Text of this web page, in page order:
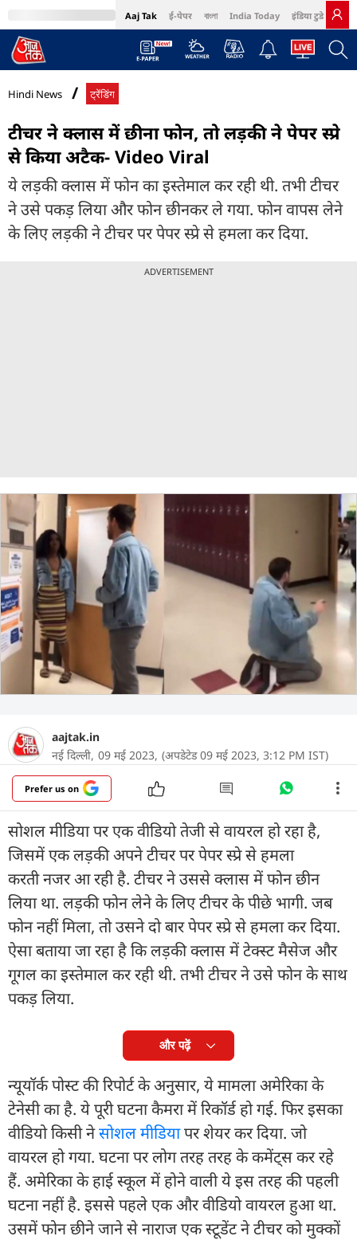
Aaj Tak ई-पेपर বাংলা India Today इंडिया टुडे हिंदी
MumbaiTak Cosmopolitan Harper's Bazaar Northeast
Hindi News ट्रेंडिंग
टीचर ने क्लास में छीना फोन, तो लड़की ने पेपर स्प्रे
से किया अटैक- Video Viral
ये लड़की क्लास में फोन का इस्तेमाल कर रही थी. तभी टीचर
ने उसे पकड़ लिया और फोन छीनकर ले गया. फोन वापस लेने
के लिए लड़की ने टीचर पर पेपर स्प्रे से हमला कर दिया.
ADVERTISEMENT
aajtak.in
नई दिल्ली, 09 मई 2023, (अपडेटेड 09 मई 2023, 3:12 PM IST)
Prefer us on
सोशल मीडिया पर एक वीडियो तेजी से वायरल हो रहा है,
जिसमें एक लड़की अपने टीचर पर पेपर स्प्रे से हमला
करती नजर आ रही है. टीचर ने उससे क्लास में फोन छीन
लिया था. लड़की फोन लेने के लिए टीचर के पीछे भागी. जब
फोन नहीं मिला, तो उसने दो बार पेपर स्प्रे से हमला कर दिया.
ऐसा बताया जा रहा है कि लड़की क्लास में टेक्स्ट मैसेज और
गूगल का इस्तेमाल कर रही थी. तभी टीचर ने उसे फोन के साथ
पकड़ लिया.
और पढ़ें
न्यूयॉर्क पोस्ट की रिपोर्ट के अनुसार, ये मामला अमेरिका के
टेनेसी का है. ये पूरी घटना कैमरा में रिकॉर्ड हो गई. फिर इसका
वीडियो किसी नेसोशल मीडियापर शेयर कर दिया. जो
वायरल हो गया. घटना पर लोग तरह तरह के कमेंट्स कर रहे
हैं. अमेरिका के हाई स्कूल में होने वाली ये इस तरह की पहली
घटना नहीं है. इससे पहले एक और वीडियो वायरल हुआ था.
उसमें फोन छीने जाने से नाराज एक स्टूडेंट ने टीचर को मुक्कों